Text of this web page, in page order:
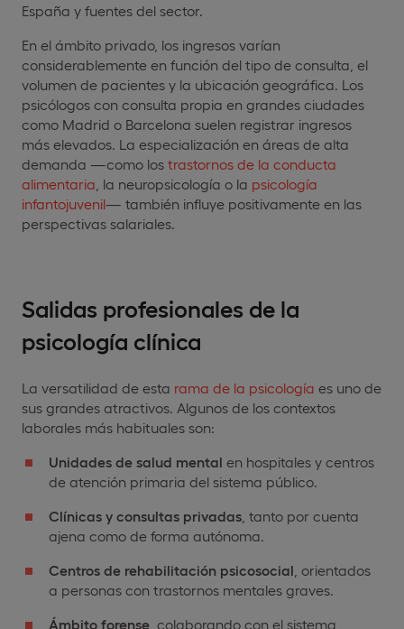
España y fuentes del sector.
En el ámbito privado, los ingresos varían
considerablemente en función del tipo de consulta, el
volumen de pacientes y la ubicación geográfica. Los
psicólogos con consulta propia en grandes ciudades
como Madrid o Barcelona suelen registrar ingresos
más elevados. La especialización en áreas de alta
demanda —como los trastornos de la conducta
alimentaria , la neuropsicología o la psicología
infantojuvenil— también influye positivamente en las
perspectivas salariales.
Salidas profesionales de la
psicología clínica
La versatilidad de esta rama de la psicología es uno de
sus grandes atractivos. Algunos de los contextos
laborales más habituales son:
Unidades de salud mental en hospitales y centros
de atención primaria del sistema público.
Clínicas y consultas privadas , tanto por cuenta
ajena como de forma autónoma.
Centros de rehabilitación psicosocial , orientados
a personas con trastornos mentales graves.
Ámbito forense , colaborando con el sistema